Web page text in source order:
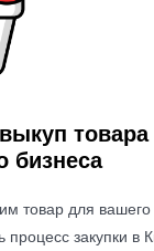
товара
бизнеса
товар для вашего
процесс закупки в